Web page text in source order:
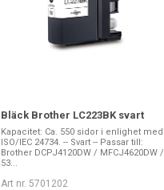
Bläck Brother LC223BK svart
Kapacitet: Ca. 550 sidor i enlighet med
ISO/IEC 24734. -- Svart -- Passar till:
Brother DCPJ4120DW / MFCJ4620DW /
53...
Art nr. 5701202